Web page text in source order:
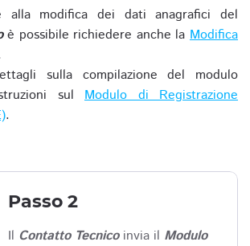
alla modifica dei dati anagrafici del
è possibile richiedere anche laModifica
sulla compilazione del modulo
sul Modulo di Registrazione
.
Passo 2
Il Contatto Tecnicoinvia il Modulo